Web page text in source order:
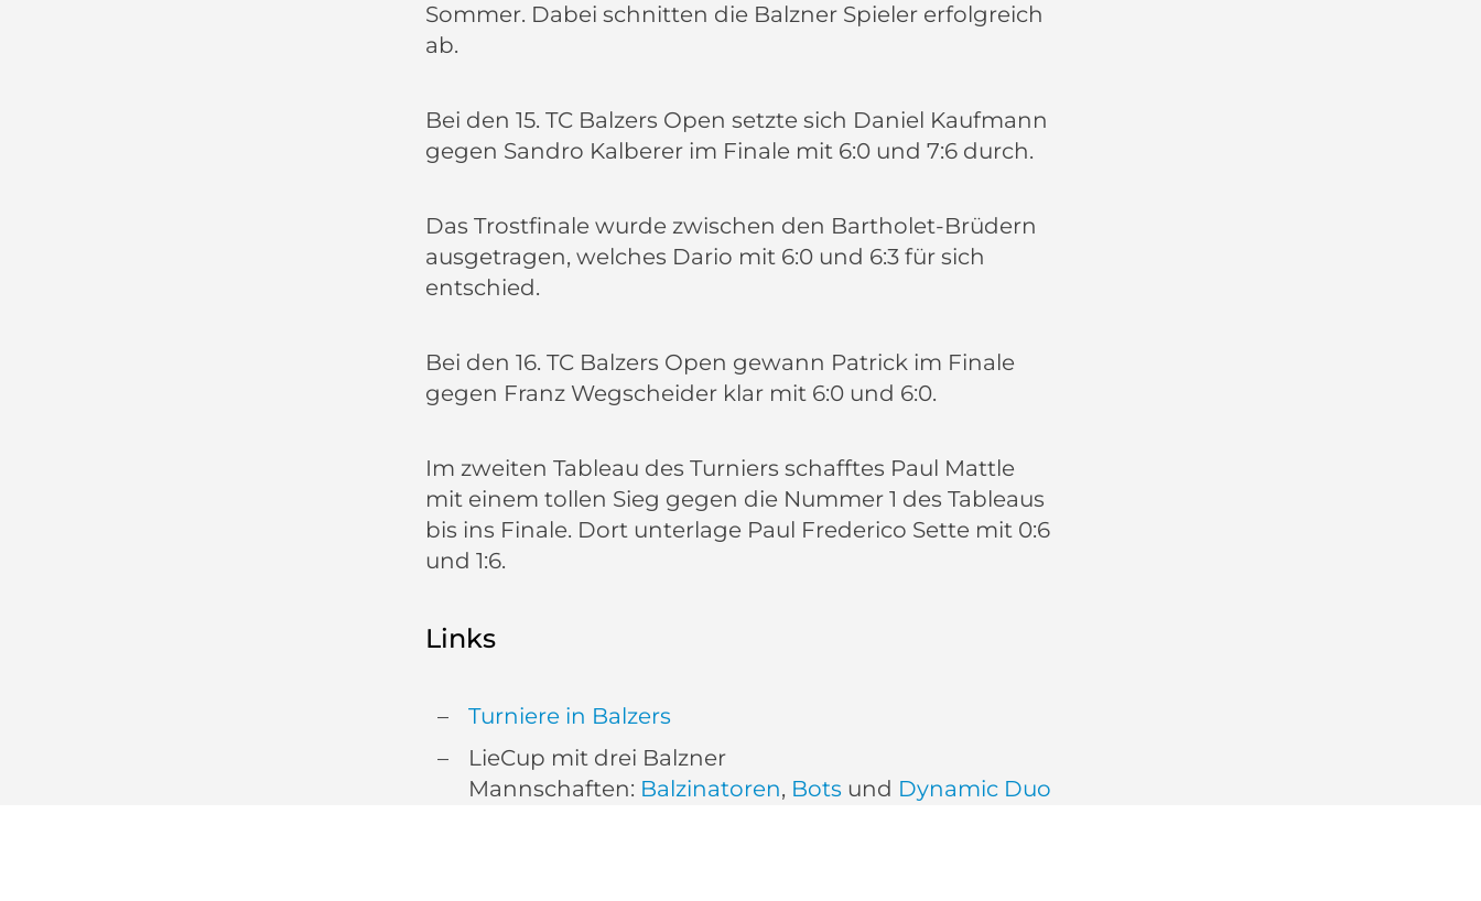
Sommer. Dabei schnitten die Balzner Spieler erfolgreich
ab.
Bei den 15. TC Balzers Open setzte sich Daniel Kaufmann
gegen Sandro Kalberer im Finale mit 6:0 und 7:6 durch.
Das Trostfinale wurde zwischen den Bartholet-Brüdern
ausgetragen, welches Dario mit 6:0 und 6:3 für sich
entschied.
Bei den 16. TC Balzers Open gewann Patrick im Finale
gegen Franz Wegscheider klar mit 6:0 und 6:0.
Im zweiten Tableau des Turniers schafftes Paul Mattle
mit einem tollen Sieg gegen die Nummer 1 des Tableaus
bis ins Finale. Dort unterlage Paul Frederico Sette mit 0:6
und 1:6.
Links
Turniere in Balzers
LieCup mit drei Balzner
Mannschaften: Balzinatoren, Bots und Dynamic Duo